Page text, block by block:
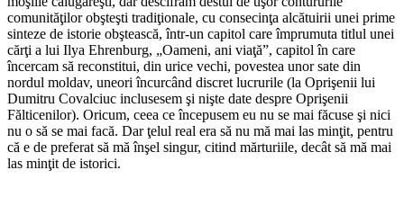
comunităţilor obşteşti tradiţionale, cu consecinţa alcătuirii unei prime
sinteze de istorie obştească, într-un capitol care împrumuta titlul unei
cărţi a lui Ilya Ehrenburg, „Oameni, ani viaţă”, capitol în care
încercam să reconstitui, din urice vechi, povestea unor sate din
nordul moldav, uneori încurcând discret lucrurile (la Oprişenii lui
Dumitru Covalciuc inclusesem şi nişte date despre Oprişenii
Fălticenilor). Oricum, ceea ce începusem eu nu se mai făcuse şi nici
nu o să se mai facă. Dar ţelul real era să nu mă mai las minţit, pentru
că e de preferat să mă înşel singur, citind mărturiile, decât să mă mai
las minţit de istorici.